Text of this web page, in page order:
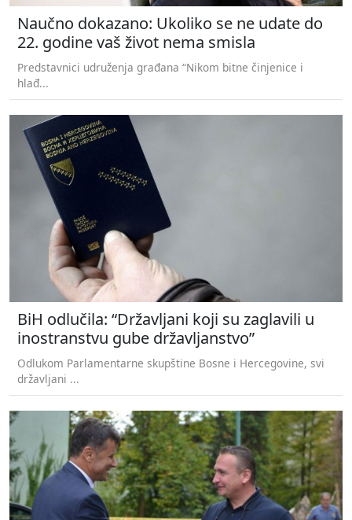
Naučno dokazano: Ukoliko se ne udate do
22. godine vaš život nema smisla
Predstavnici udruženja građana “Nikom bitne činjenice i
hlađ...
BiH odlučila: “Državljani koji su zaglavili u
inostranstvu gube državljanstvo”
Odlukom Parlamentarne skupštine Bosne i Hercegovine, svi
državljani ...